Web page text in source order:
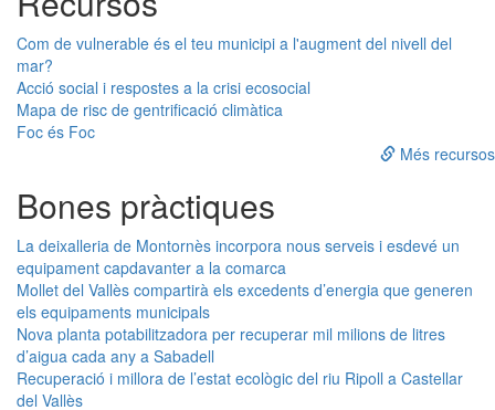
Com de vulnerable és el teu municipi a l'augment del nivell del
mar?
Acció social i respostes a la crisi ecosocial
Mapa de risc de gentrificació climàtica
Foc és Foc
Més recursos
Bones pràctiques
La deixalleria de Montornès incorpora nous serveis i esdevé un
equipament capdavanter a la comarca
Mollet del Vallès compartirà els excedents d’energia que generen
els equipaments municipals
Nova planta potabilitzadora per recuperar mil milions de litres
d’aigua cada any a Sabadell
Recuperació i millora de l’estat ecològic del riu Ripoll a Castellar
del Vallès